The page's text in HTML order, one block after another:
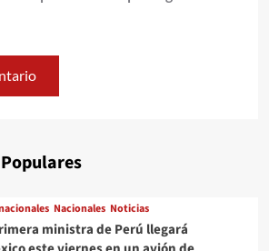
Nacionales Noticias
ministra de Perú llegará